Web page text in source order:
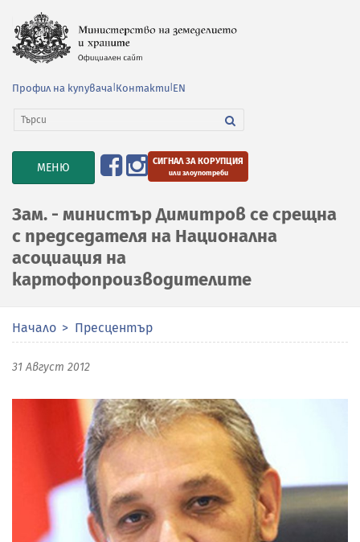
Профил на купувача Контакти EN
TOGGLE
NAVIGATION
МЕНЮ СИГНАЛ ЗА КОРУПЦИЯ
или злоупотреби
Зам. - министър Димитров се срещна
с председателя на Национална
асоциация на
картофопроизводителите
Начало Пресцентър
31 Август 2012